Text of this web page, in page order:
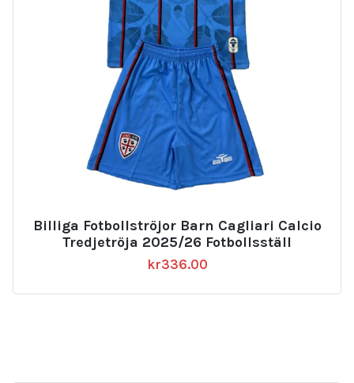
Billiga Fotbollströjor Barn Cagliari Calcio
Tredjetröja 2025/26 Fotbollsställ
kr336.00